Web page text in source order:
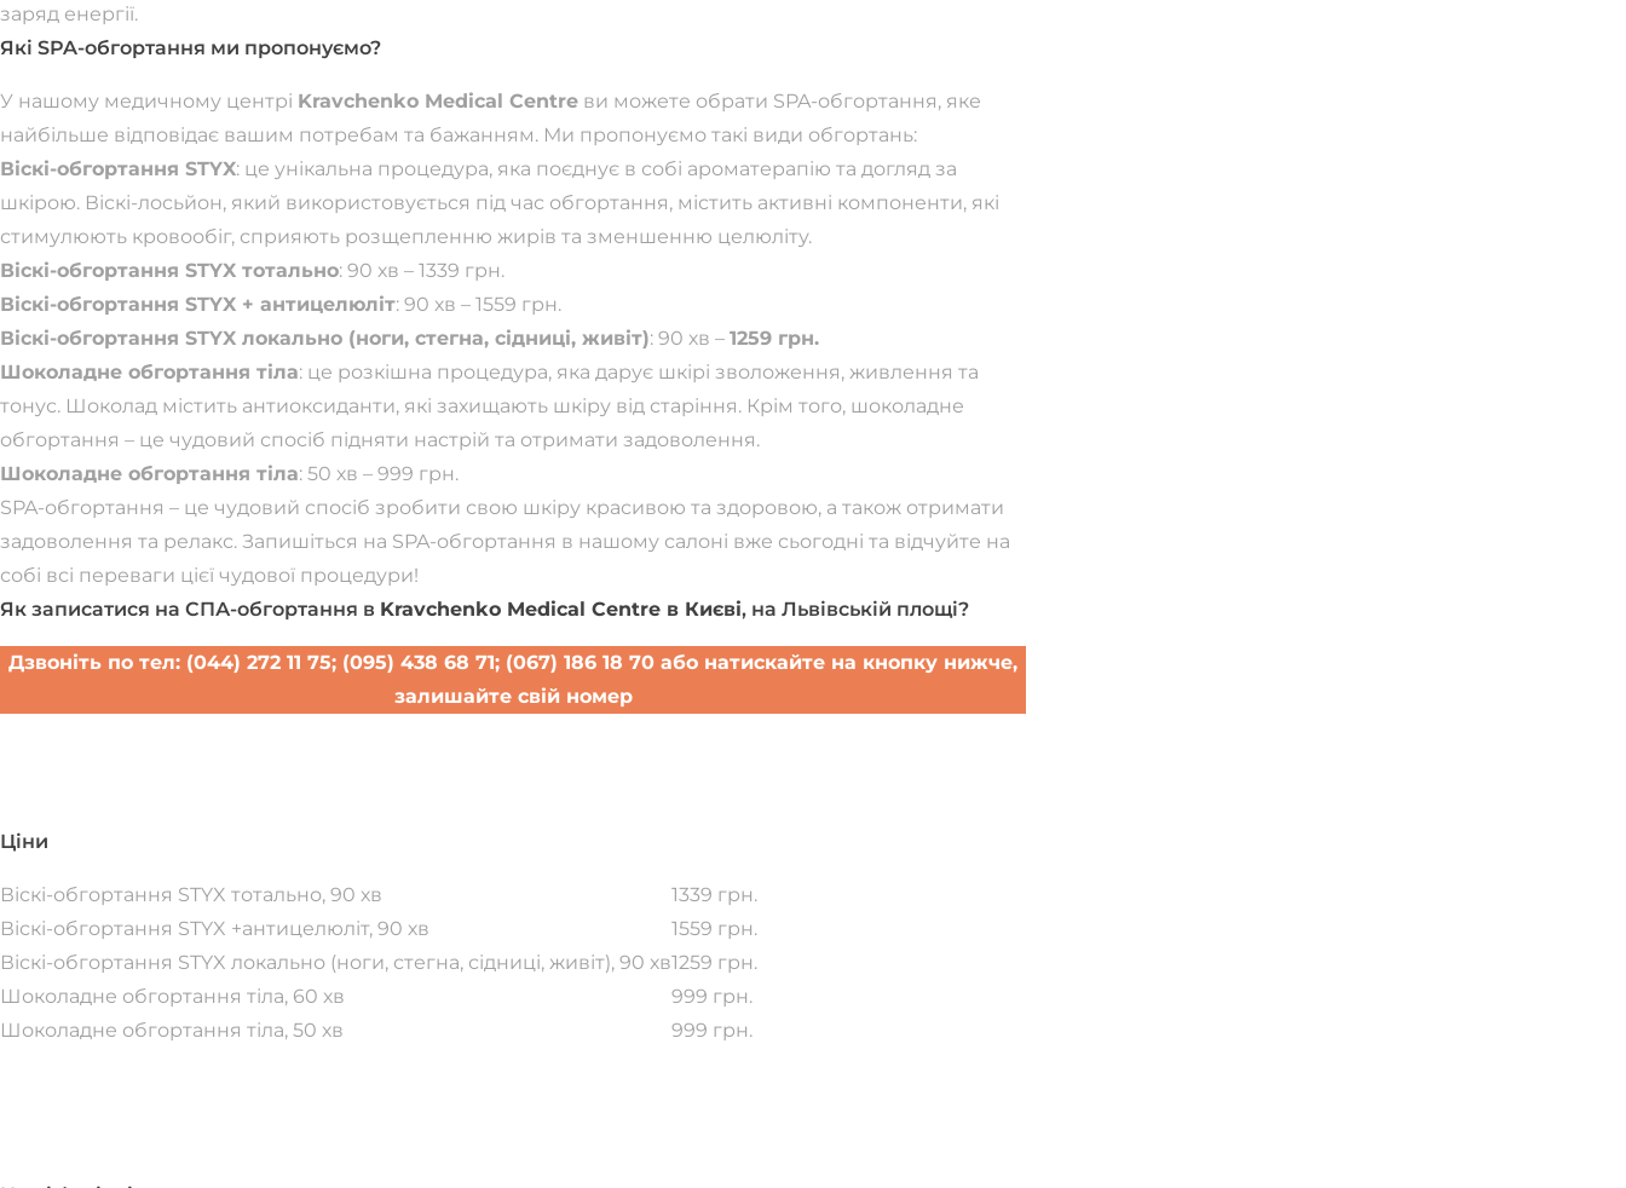
заряд енергії.
Які SPA-обгортання ми пропонуємо?
У нашому медичному центрі Kravchenko Medical Centre ви можете обрати SPA-обгортання, яке
найбільше відповідає вашим потребам та бажанням. Ми пропонуємо такі види обгортань:
Віскі-обгортання STYX: це унікальна процедура, яка поєднує в собі ароматерапію та догляд за
шкірою. Віскі-лосьйон, який використовується під час обгортання, містить активні компоненти, які
стимулюють кровообіг, сприяють розщепленню жирів та зменшенню целюліту.
Віскі-обгортання STYX тотально: 90 хв – 1339 грн.
Віскі-обгортання STYX + антицелюліт: 90 хв – 1559 грн.
Віскі-обгортання STYX локально (ноги, стегна, сідниці, живіт): 90 хв – 1259 грн.
Шоколадне обгортання тіла: це розкішна процедура, яка дарує шкірі зволоження, живлення та
тонус. Шоколад містить антиоксиданти, які захищають шкіру від старіння. Крім того, шоколадне
обгортання – це чудовий спосіб підняти настрій та отримати задоволення.
Шоколадне обгортання тіла: 50 хв – 999 грн.
SPA-обгортання – це чудовий спосіб зробити свою шкіру красивою та здоровою, а також отримати
задоволення та релакс. Запишіться на SPA-обгортання в нашому салоні вже сьогодні та відчуйте на
собі всі переваги цієї чудової процедури!
Як записатися на СПА-обгортання в Kravchenko Medical Centre в Києві, на Львівській площі?
Дзвоніть по тел: (044) 272 11 75; (095) 438 68 71; (067) 186 18 70 або натискайте на кнопку нижче,
залишайте свій номер
Ціни
Віскі-обгортання STYX тотально, 90 хв
1339 грн.
Віскі-обгортання STYX +антицелюліт, 90 хв
1559 грн.
Віскі-обгортання STYX локально (ноги, стегна, сідниці, живіт), 90 хв1259 грн.
Шоколадне обгортання тіла, 60 хв
999 грн.
Шоколадне обгортання тіла, 50 хв
999 грн.